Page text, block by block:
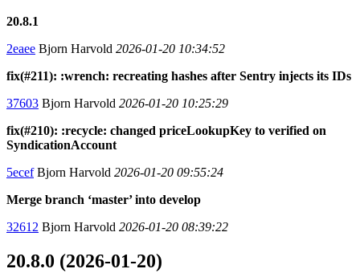
20.8.1
2eaee Bjorn Harvold 2026-01-20 10:34:52
fix(#211): :wrench: recreating hashes after Sentry injects its IDs
37603 Bjorn Harvold 2026-01-20 10:25:29
fix(#210): :recycle: changed priceLookupKey to verified on
SyndicationAccount
5ecefBjorn Harvold 2026-01-20 09:55:24
Merge branch ‘master’ into develop
32612 Bjorn Harvold 2026-01-20 08:39:22
20.8.0 (2026-01-20)